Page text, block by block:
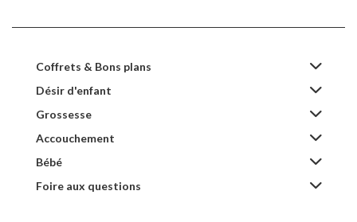
Coffrets & Bons plans
Désir d'enfant
Grossesse
Accouchement
Bébé
Foire aux questions